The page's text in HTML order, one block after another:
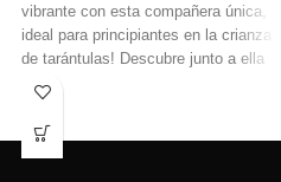
vibrante con esta compañera única,
ideal para principiantes en la crianza
de tarántulas! Descubre junto a ella
el fascinante mundo de estos
aprendizaje inolvidable!